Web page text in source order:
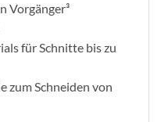
Vorgänger³
für Schnitte bis zu
zum Schneiden von